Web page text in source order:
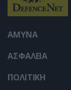
ΑΜΥΝΑ
ΑΣΦΑΛΕΙΑ
ΠΟΛΙΤΙΚΗ